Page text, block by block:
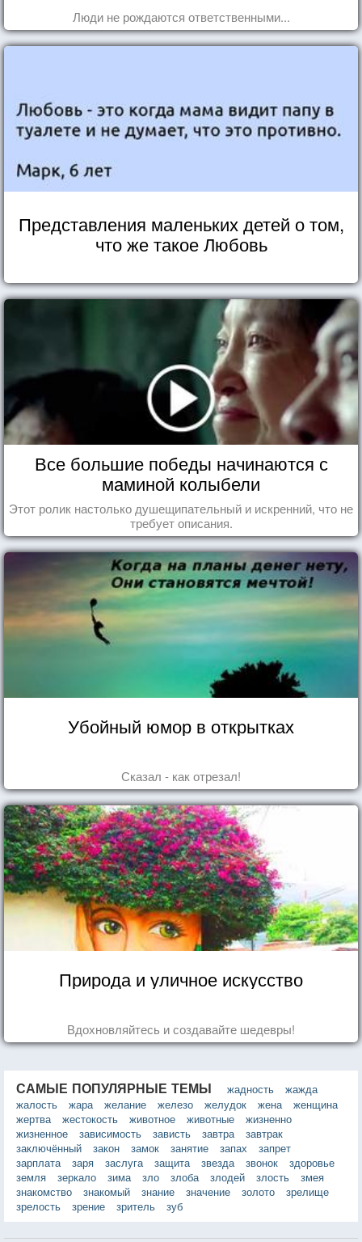
Люди не рождаются ответственными...
Представления маленьких детей о том,
что же такое Любовь
Все большие победы начинаются с
маминой колыбели
Этот ролик настолько душещипательный и искренний, что не
требует описания.
Убойный юмор в открытках
Сказал - как отрезал!
Природа и уличное искусство
Вдохновляйтесь и создавайте шедевры!
САМЫЕ ПОПУЛЯРНЫЕ ТЕМЫ жадность
жажда
жалость
жара желание железо желудок жена
женщина
жертва
жестокость животное животные
жизненно
жизненное
зависимость зависть завтра
завтрак
заключённый
закон замок занятие запах
запрет
зарплата
заря заслуга защита звезда звонок
здоровье
земля
зеркало зима зло злоба злодей злость
змея
знакомство
знакомый знание значение золото
зрелище
зрелость
зрение зритель зуб